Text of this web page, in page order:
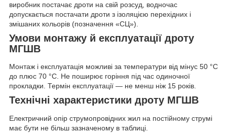
виробник постачає дроти на свій розсуд, водночас
допускається постачати дроти з ізоляцією перехідних і
змішаних кольорів (позначення «СЦ»).
Умови монтажу й експлуатації дроту
МГШВ
Монтаж і експлуатація можливі за температури від мінус 50 °C
до плюс 70 °C. Не поширює горіння під час одиночної
прокладки. Термін експлуатації — не менш ніж 15 років.
Технічні характеристики дроту МГШВ
Електричний опір струмопровідних жил на постійному струмі
має бути не більш зазначеному в таблиці.